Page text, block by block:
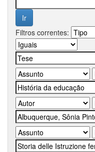
Filtros correntes: